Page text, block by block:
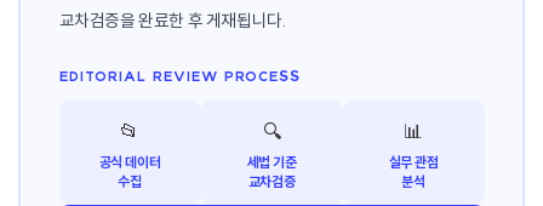
교차검증을 완료한 후 게재됩니다.
EDITORIAL REVIEW PROCESS
📂
공식 데이터
수집
🔍
세법 기준
교차검증
📊
실무 관점
분석